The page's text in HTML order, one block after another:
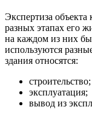
Экспертиза объекта
разных этапах его
на каждом из них
используются
здания относятся:
строительство;
эксплуатация;
вывод из